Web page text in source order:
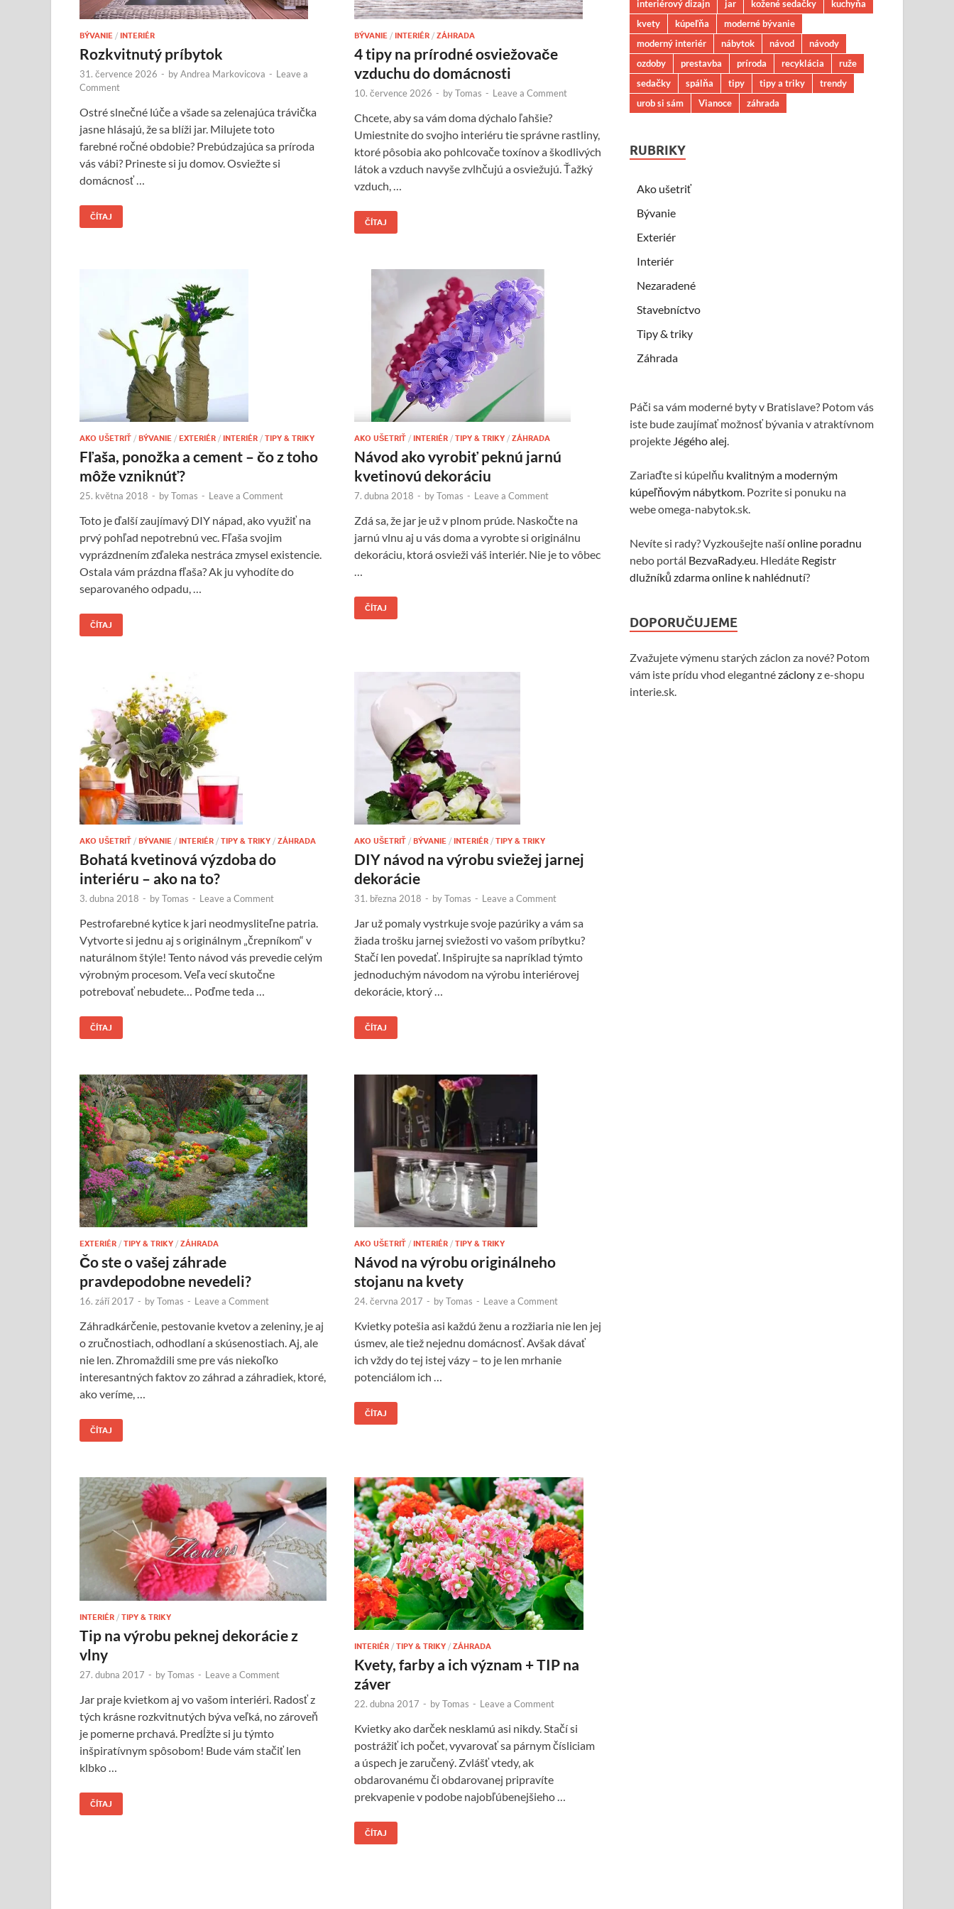
BÝVANIE / INTERIÉR
Rozkvitnutý príbytok
31. července 2026 - byAndrea Markovicova - Leave a
Comment
Ostré slnečné lúče a všade sa zelenajúca trávička
jasne hlásajú, že sa blíži jar. Milujete toto
farebné ročné obdobie? Prebúdzajúca sa príroda
vás vábi? Prineste si ju domov. Osviežte si
domácnosť …
ČÍTAJ
BÝVANIE / INTERIÉR / ZÁHRADA
4 tipy na prírodné osviežovače
vzduchu do domácnosti
10. července 2026 - byTomas - Leave a Comment
Chcete, aby sa vám doma dýchalo ľahšie?
Umiestnite do svojho interiéru tie správne rastliny,
ktoré pôsobia ako pohlcovače toxínov a škodlivých
látok a vzduch navyše zvlhčujú a osviežujú. Ťažký
vzduch, …
ČÍTAJ
AKO UŠETRIŤ / BÝVANIE / EXTERIÉR / INTERIÉR / TIPY & TRIKY
Fľaša, ponožka a cement – čo z toho
môže vzniknúť?
25. května 2018 - byTomas - Leave a Comment
Toto je ďalší zaujímavý DIY nápad, ako využiť na
prvý pohľad nepotrebnú vec. Fľaša svojim
vyprázdnením zďaleka nestráca zmysel existencie.
Ostala vám prázdna fľaša? Ak ju vyhodíte do
separovaného odpadu, …
ČÍTAJ
AKO UŠETRIŤ / INTERIÉR / TIPY & TRIKY / ZÁHRADA
Návod ako vyrobiť peknú jarnú
kvetinovú dekoráciu
7. dubna 2018 - byTomas - Leave a Comment
Zdá sa, že jar je už v plnom prúde. Naskočte na
jarnú vlnu aj u vás doma a vyrobte si originálnu
dekoráciu, ktorá osvieži váš interiér. Nie je to vôbec
ČÍTAJ
AKO UŠETRIŤ / BÝVANIE / INTERIÉR / TIPY & TRIKY / ZÁHRADA
Bohatá kvetinová výzdoba do
interiéru – ako na to?
3. dubna 2018 - byTomas - Leave a Comment
Pestrofarebné kytice k jari neodmysliteľne patria.
Vytvorte si jednu aj s originálnym „črepníkom“ v
naturálnom štýle! Tento návod vás prevedie celým
výrobným procesom. Veľa vecí skutočne
potrebovať nebudete… Poďme teda …
ČÍTAJ
AKO UŠETRIŤ / BÝVANIE / INTERIÉR / TIPY & TRIKY
DIY návod na výrobu sviežej jarnej
dekorácie
31. března 2018 - byTomas - Leave a Comment
Jar už pomaly vystrkuje svoje pazúriky a vám sa
žiada trošku jarnej sviežosti vo vašom príbytku?
Stačí len povedať. Inšpirujte sa napríklad týmto
jednoduchým návodom na výrobu interiérovej
dekorácie, ktorý …
ČÍTAJ
EXTERIÉR / TIPY & TRIKY / ZÁHRADA
Čo ste o vašej záhrade
pravdepodobne nevedeli?
16. září 2017 - byTomas - Leave a Comment
Záhradkárčenie, pestovanie kvetov a zeleniny, je aj
o zručnostiach, odhodlaní a skúsenostiach. Aj, ale
nie len. Zhromaždili sme pre vás niekoľko
interesantných faktov zo záhrad a záhradiek, ktoré,
ako veríme, …
ČÍTAJ
AKO UŠETRIŤ / INTERIÉR / TIPY & TRIKY
Návod na výrobu originálneho
stojanu na kvety
24. června 2017 - byTomas - Leave a Comment
Kvietky potešia asi každú ženu a rozžiaria nie len jej
úsmev, ale tiež nejednu domácnosť. Avšak dávať
ich vždy do tej istej vázy – to je len mrhanie
potenciálom ich …
ČÍTAJ
INTERIÉR / TIPY & TRIKY
Tip na výrobu peknej dekorácie z
vlny
27. dubna 2017 - byTomas - Leave a Comment
Jar praje kvietkom aj vo vašom interiéri. Radosť z
tých krásne rozkvitnutých býva veľká, no zároveň
je pomerne prchavá. Predĺžte si ju týmto
inšpiratívnym spôsobom! Bude vám stačiť len
klbko …
ČÍTAJ
INTERIÉR / TIPY & TRIKY / ZÁHRADA
Kvety, farby a ich význam + TIP na
záver
22. dubna 2017 - byTomas - Leave a Comment
Kvietky ako darček nesklamú asi nikdy. Stačí si
postrážiť ich počet, vyvarovať sa párnym čísliciam
a úspech je zaručený. Zvlášť vtedy, ak
obdarovanému či obdarovanej pripravíte
prekvapenie v podobe najobľúbenejšieho …
ČÍTAJ
interiérový dizajn
jar kožené sedačky
kuchyňa
kvety
kúpeľňa
moderné bývanie
moderný interiér
nábytok návod
návody
ozdoby
prestavba príroda recyklácia
ruže
sedačky
spálňa tipy tipy a triky
trendy
urob si sám
Vianoce záhrada
RUBRIKY
Ako ušetriť
Bývanie
Exteriér
Interiér
Nezaradené
Stavebníctvo
Tipy & triky
Záhrada
Páči sa vám moderné byty v Bratislave? Potom vás
iste bude zaujímať možnosť bývania v atraktívnom
projekte Jégého alej.
Zariaďte si kúpelňu kvalitným a moderným
kúpeľňovým nábytkom. Pozrite si ponuku na
webe omega-nabytok.sk.
Nevíte si rady? Vyzkoušejte našíonline poradnu
nebo portál BezvaRady.eu. Hledáte Registr
dlužníků zdarma online k nahlédnutí?
DOPORUČUJEME
Zvažujete výmenu starých záclon za nové? Potom
vám iste prídu vhod elegantnézáclonyz e-shopu
interie.sk.